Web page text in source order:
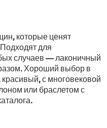
которые ценят
для
случаев — лаконичный
Хороший выбор в
с многовековой
или браслетом с